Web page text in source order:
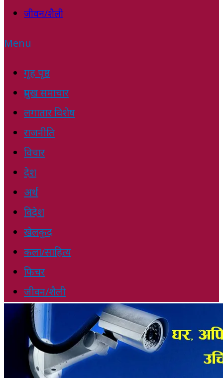
जीवन/शैली
Menu
गृह पृष्ठ
प्रमुख समाचार
लगातार विशेष
राजनीति
विचार
देश
अर्थ
विदेश
खेलकुद
कला/साहित्य
फिचर
जीवन/शैली